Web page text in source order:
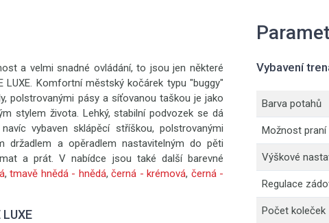
a velmi snadné ovládání, to jsou jen některé
LUXE. Komfortní městský kočárek typu "buggy"
polstrovanými pásy a síťovanou taškou je jako
stylem života. Lehký, stabilní podvozek se dá
vybaven sklápěcí stříškou, polstrovanými
držadlem a opěradlem nastavitelným do pěti
a prát. V nabídce jsou také další barevné
,tmavě hnědá - hnědá,černá - krémová, černá -
Vybavení
Barva potahů
Možnost praní
Výškové
Regulace
Počet koleček